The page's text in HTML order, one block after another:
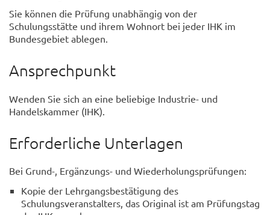
Sie können die Prüfung unabhängig von der
Schulungsstätte und ihrem Wohnort bei jeder IHK im
Bundesgebiet ablegen.
Ansprechpunkt
Wenden Sie sich an eine beliebige Industrie- und
Handelskammer (IHK).
Erforderliche Unterlagen
Bei Grund-, Ergänzungs- und Wiederholungsprüfungen:
Kopie der Lehrgangsbestätigung des
Schulungsveranstalters, das Original ist am Prüfungstag